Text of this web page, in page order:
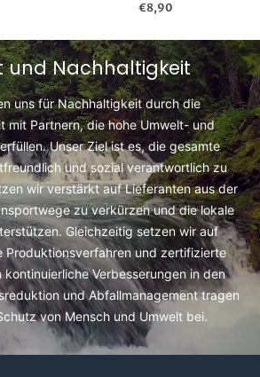
€8,90
und Nachhaltigkeit
uns für Nachhaltigkeit durch die
mit Partnern, die hohe Umwelt- und
Unser Ziel ist es, die gesamte
und sozial verantwortlich zu
wir verstärkt auf Lieferanten aus der
zu verkürzen und die lokale
Gleichzeitig setzen wir auf
Produktionsverfahren und zertifizierte
kontinuierliche Verbesserungen in den
und Abfallmanagement tragen
von Mensch und Umwelt bei.